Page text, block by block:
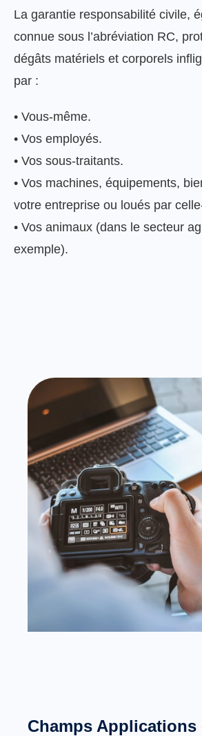
La garantie responsabilité civile,
connue sous l’abréviation RC,
dégâts matériels et corporels
par :
• Vous-même.
• Vos employés.
• Vos sous-traitants.
• Vos machines, équipements,
votre entreprise ou loués par
• Vos animaux (dans le secteur
exemple).
Champs Applications